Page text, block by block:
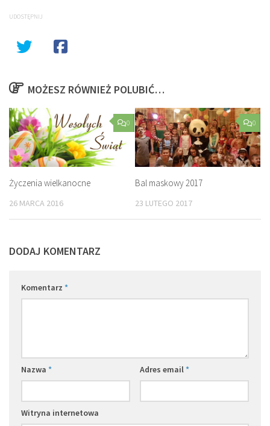
UDOSTĘPNIJ
MOŻESZ RÓWNIEŻ POLUBIĆ…
0
Życzenia wielkanocne
26 MARCA 2016
0
Bal maskowy 2017
23 LUTEGO 2017
DODAJ KOMENTARZ
Komentarz *
Nazwa * Adres email*
Witryna internetowa